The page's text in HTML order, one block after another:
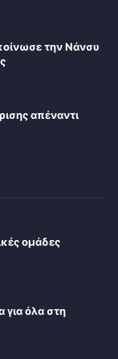
την Νάνσυ
απέναντι
ομάδες
για όλα στη